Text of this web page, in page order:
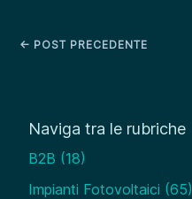
← POST PRECEDENTE
Naviga tra le rubriche
B2B (18)
Impianti Fotovoltaici (65)